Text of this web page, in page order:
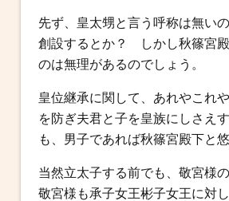
先ず、皇太甥と言う呼称は無い
創設するとか？ しかし秋篠宮
のは無理があるのでしょう。
皇位継承に関して、あれやこれ
を防ぎ夫君と子を皇族にしさえ
も、男子であれば秋篠宮殿下と
当然立太子する前でも、敬宮様
敬宮様も承子女王彬子女王に対